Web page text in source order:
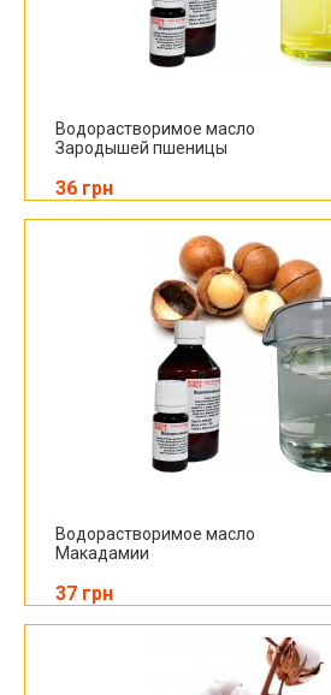
Водорастворимое масло
Зародышей пшеницы
36 грн
Водорастворимое масло
Макадамии
37 грн